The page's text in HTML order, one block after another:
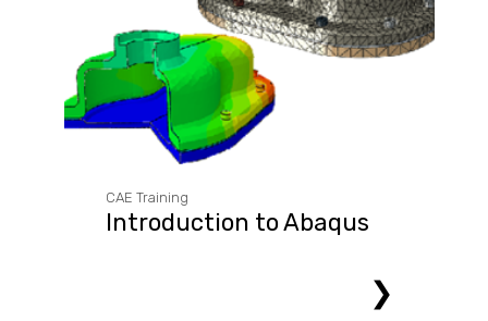
CAE Training
Introduction to Abaqus
❯